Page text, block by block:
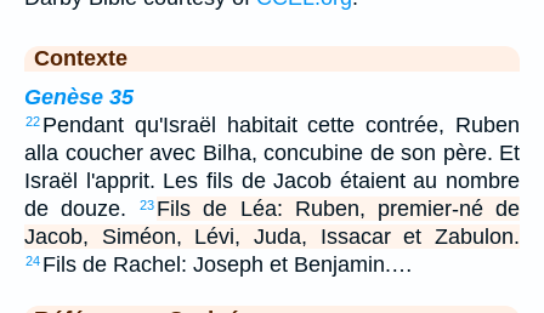
Contexte
Genèse 35
22 Pendant qu'Israël habitait cette contrée, Ruben
alla coucher avec Bilha, concubine de son père. Et
Israël l'apprit. Les fils de Jacob étaient au nombre
de douze.
23 Fils de Léa: Ruben, premier-né de
Jacob, Siméon, Lévi, Juda, Issacar et Zabulon.
24 Fils de Rachel: Joseph et Benjamin.…